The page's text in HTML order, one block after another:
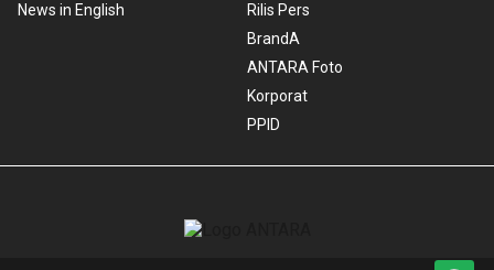
News in English
Rilis Pers
BrandA
ANTARA Foto
Korporat
PPID